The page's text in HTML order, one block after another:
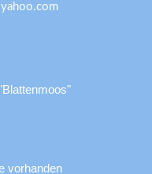
vorhanden